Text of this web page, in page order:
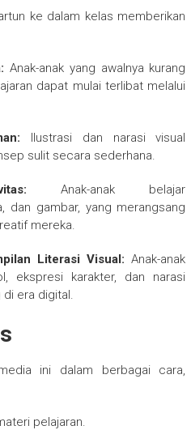
ke dalam kelas memberikan
Anak-anak yang awalnya kurang
dapat mulai terlibat melalui
Ilustrasi dan narasi visual
sulit secara sederhana.
Anak-anak belajar
dan gambar, yang merangsang
mereka.
Literasi Visual: Anak-anak
ekspresi karakter, dan narasi
di era digital.
ini dalam berbagai cara,
pelajaran.